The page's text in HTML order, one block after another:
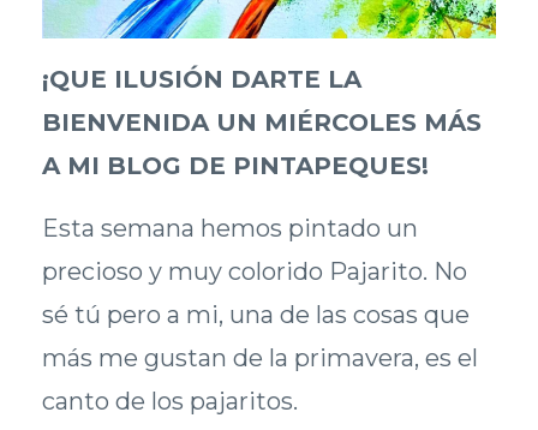
¡QUE ILUSIÓN DARTE LA
BIENVENIDA UN MIÉRCOLES MÁS
A MI BLOG DE PINTAPEQUES!
Esta semana hemos pintado un
precioso y muy colorido Pajarito. No
sé tú pero a mi, una de las cosas que
más me gustan de la primavera, es el
canto de los pajaritos.